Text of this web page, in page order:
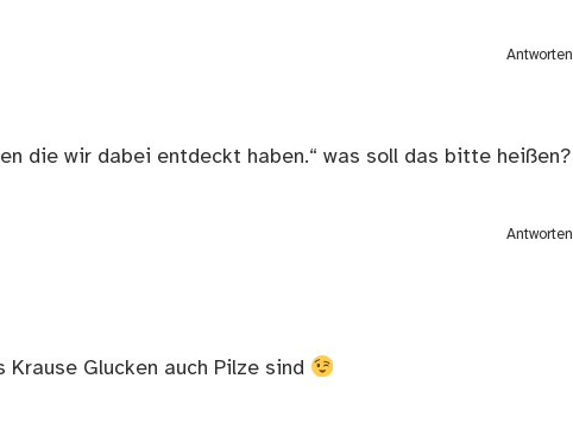
Antworten
die wir dabei entdeckt haben.“ was soll das bitte heißen?
Antworten
Glucken auch Pilze sind